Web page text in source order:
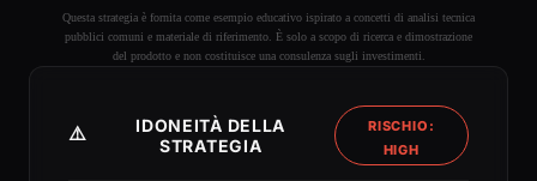
Questa strategia è fornita come esempio educativo ispirato a concetti di analisi tecnica
pubblici comuni e materiale di riferimento. È solo a scopo di ricerca e dimostrazione
del prodotto e non costituisce una consulenza sugli investimenti.
⚠️
IDONEITÀ DELLA
STRATEGIA
RISCHIO:
HIGH